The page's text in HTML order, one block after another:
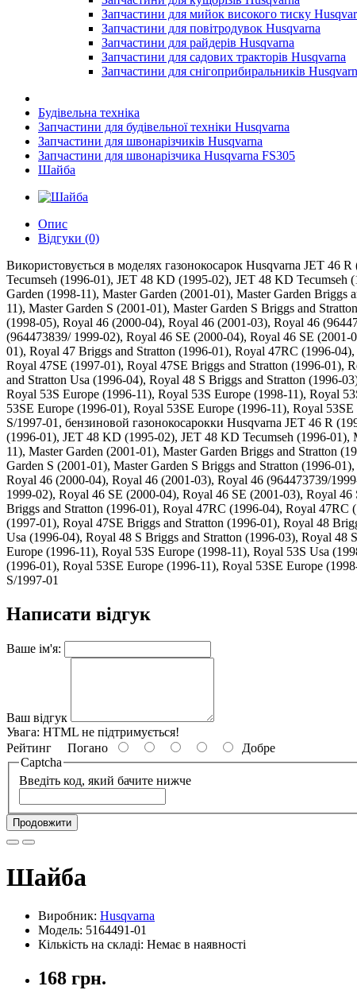
Запчастини для мийок високого тиску
Запчастини для повітродувок Husqvarna
Запчастини для райдерів Husqvarna
Запчастини для садових тракторів Husqvarna
Запчастини для снігоприбиральників
Будівельна техніка
Запчастини для будівельної техніки Husqvarna
Запчастини для швонарізчиків Husqvarna
Запчастини для швонарізчика Husqvarna FS305
Шайба
Опис
Відгуки (0)
Використовується в моделях газонокосарок Husqvarna JET 46
Tecumseh (1996-01), JET 48 KD (1995-02), JET 48 KD Tecumseh
Garden (1998-11), Master Garden (2001-01), Master Garden
11), Master Garden S (2001-01), Master Garden S Briggs and
(1998-05), Royal 46 (2000-04), Royal 46 (2001-03), Royal 46
(964473839/ 1999-02), Royal 46 SE (2000-04), Royal 46 SE
01), Royal 47 Briggs and Stratton (1996-01), Royal 47RC (1996-
Royal 47SE (1997-01), Royal 47SE Briggs and Stratton (1996-01),
and Stratton Usa (1996-04), Royal 48 S Briggs and Stratton (1996-
Royal 53S Europe (1996-11), Royal 53S Europe (1998-11), Royal
53SE Europe (1996-01), Royal 53SE Europe (1996-11), Royal
S/1997-01, бензиновой газонокосарокки Husqvarna JET 46 R
(1996-01), JET 48 KD (1995-02), JET 48 KD Tecumseh (1996-01),
11), Master Garden (2001-01), Master Garden Briggs and Stratton
Garden S (2001-01), Master Garden S Briggs and Stratton (1996-
Royal 46 (2000-04), Royal 46 (2001-03), Royal 46 (964473739/
1999-02), Royal 46 SE (2000-04), Royal 46 SE (2001-03), Royal
Briggs and Stratton (1996-01), Royal 47RC (1996-04), Royal
(1997-01), Royal 47SE Briggs and Stratton (1996-01), Royal 48
Usa (1996-04), Royal 48 S Briggs and Stratton (1996-03), Royal
Europe (1996-11), Royal 53S Europe (1998-11), Royal 53S Usa
(1996-01), Royal 53SE Europe (1996-11), Royal 53SE Europe
S/1997-01
Написати відгук
Ваше ім'я:
Ваш відгук
Увага: HTML не підтримується!
Рейтинг Погано
Добре
Captcha
Введіть код, який бачите нижче
Продовжити
Шайба
Виробник: Husqvarna
Модель: 5164491-01
Кількість на складі: Немає в наявності
168 грн.